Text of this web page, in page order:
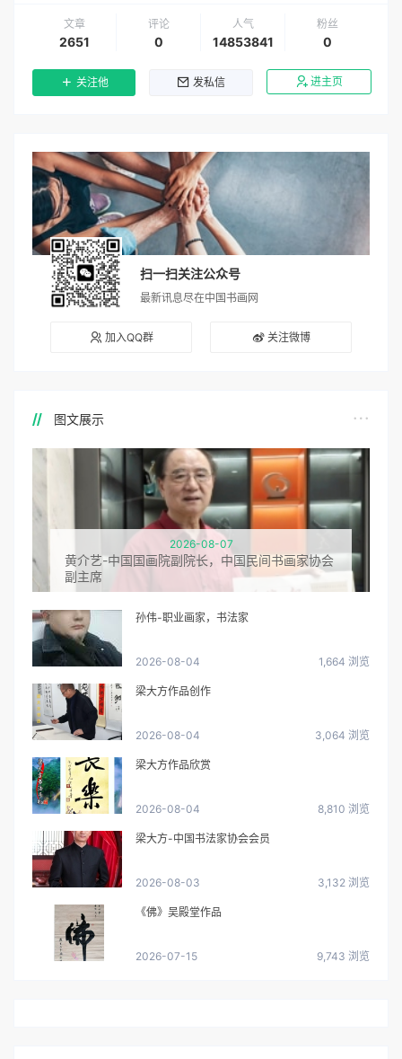
文章
2651
评论
0
人气
14853841
粉丝
0
关注他 发私信 进主页
扫一扫关注公众号
最新讯息尽在中国书画网
加入QQ群 关注微博
图文展示
2026-08-07
黄介艺-中国国画院副院长，中国民间书画家协会
副主席
孙伟-职业画家，书法家
2026-08-04 1,664 浏览
梁大方作品创作
2026-08-04 3,064 浏览
梁大方作品欣赏
2026-08-04 8,810 浏览
梁大方-中国书法家协会会员
2026-08-03 3,132 浏览
《佛》吴殿堂作品
2026-07-15 9,743 浏览